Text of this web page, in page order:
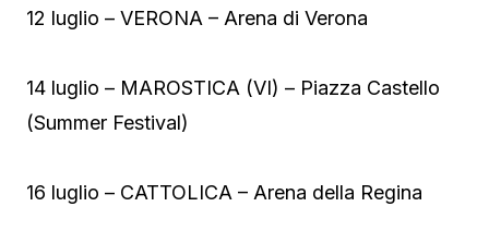
12 luglio – VERONA – Arena di Verona
14 luglio – MAROSTICA (VI) – Piazza Castello
(Summer Festival)
16 luglio – CATTOLICA – Arena della Regina